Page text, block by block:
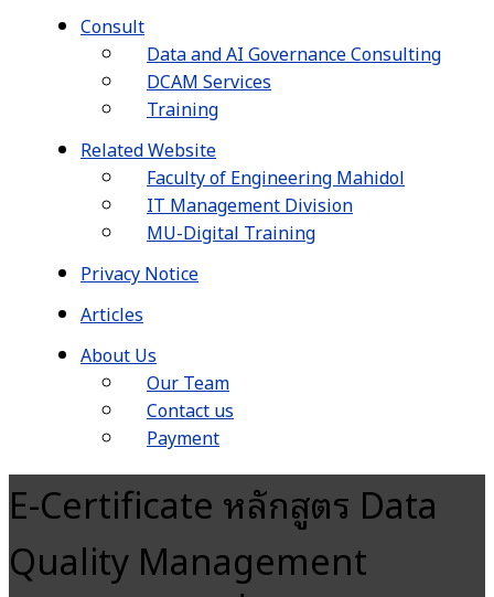
Consult
Data and AI Governance Consulting
DCAM Services
Training
Related Website
Faculty of Engineering Mahidol
IT Management Division
MU-Digital Training
Privacy Notice
Articles
About Us
Our Team
Contact us
Payment
E-Certificate หลักสูตร Data
Quality Management